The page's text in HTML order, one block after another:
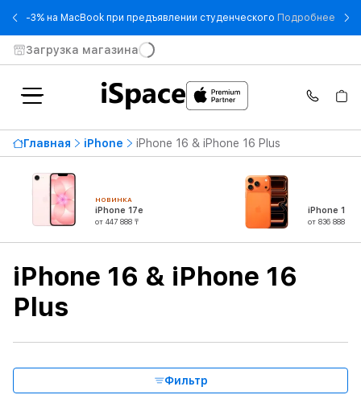
-3% на MacBook при предъявлении студенческого Подробнее - -
Загрузка магазина
Главная iPhone iPhone 16 & iPhone 16 Plus
НОВИНКА
iPhone 17e
от 447 888 ₸
iPhone 17
от 836 888 ₸
iPhone 16 & iPhone 16
Plus
Фильтр
Доступность
Цена по возрастанию874 990 ₸